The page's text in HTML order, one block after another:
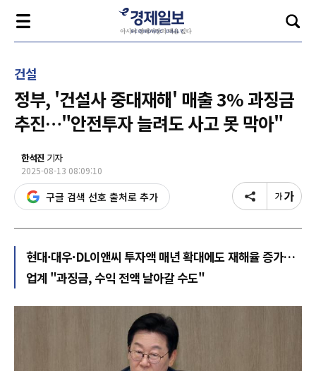
건설
정부, '건설사 중대재해' 매출 3% 과징금
추진…"안전투자 늘려도 사고 못 막아"
한석진 기자
2025-08-13 08:09:10
구글 검색 선호 출처로 추가
현대·대우·DL이앤씨 투자액 매년 확대에도 재해율 증가…
업계 "과징금, 수익 전액 날아갈 수도"